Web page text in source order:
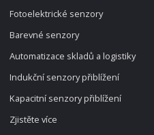
Fotoelektrické senzory
Barevné senzory
Automatizace skladů a logistiky
Indukční senzory přiblížení
Kapacitní senzory přiblížení
Zjistěte více